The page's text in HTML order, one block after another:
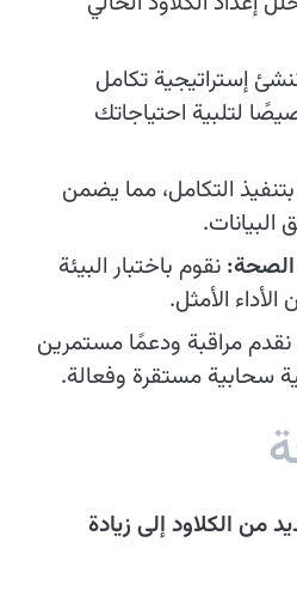
إستراتيجية تكامل
لتلبية احتياجاتك
بتنفيذ التكامل، مما يضمن
الصحة: نقوم باختبار البيئة
الأمثل.
مراقبة ودعمًا مستمرين
سحابية مستقرة وفعالة.
ة
الكلاود إلى زيادة